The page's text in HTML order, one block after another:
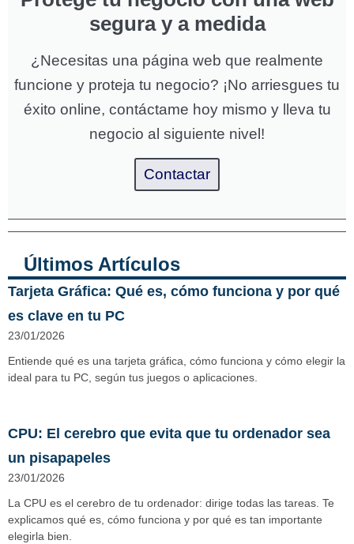
segura y a medida
¿Necesitas una página web que realmente
funcione y proteja tu negocio? ¡No arriesgues tu
éxito online, contáctame hoy mismo y lleva tu
negocio al siguiente nivel!
Contactar
Últimos Artículos
Tarjeta Gráfica: Qué es, cómo funciona y por qué
es clave en tu PC
23/01/2026
Entiende qué es una tarjeta gráfica, cómo funciona y cómo elegir la
ideal para tu PC, según tus juegos o aplicaciones.
CPU: El cerebro que evita que tu ordenador sea
un pisapapeles
23/01/2026
La CPU es el cerebro de tu ordenador: dirige todas las tareas. Te
explicamos qué es, cómo funciona y por qué es tan importante
elegirla bien.